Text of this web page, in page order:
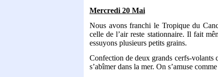
Mercredi 20 Mai
Nous avons franchi le Tropique du
celle de l’air reste stationnaire. Il fait
essuyons plusieurs petits grains.
Confection de deux grands cerfs-volants
s’abîmer dans la mer. On s’amuse